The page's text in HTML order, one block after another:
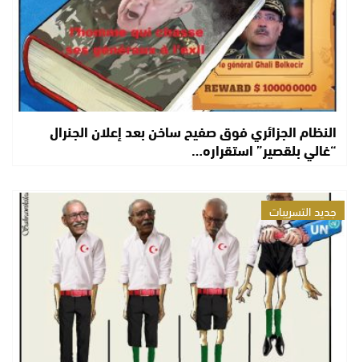
النظام الجزائري فوق صفيح ساخن بعد إعلان الجنرال
“غالي بلقصير” استقراره…
جديد التسريبات